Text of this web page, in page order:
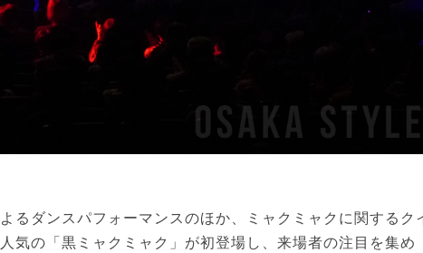
るダンスパフォーマンスのほか、ミャクミャクに関するク
気の「黒ミャクミャク」が初登場し、来場者の注目を集め